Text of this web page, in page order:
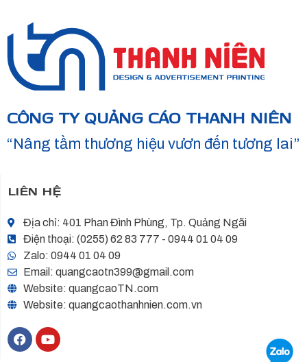
CÔNG TY QUẢNG CÁO THANH NIÊN
“Nâng tầm thương hiệu vươn đến tương lai”
LIÊN HỆ
Địa chỉ: 401 Phan Đình Phùng, Tp. Quảng Ngãi
Điện thoại: (0255) 62 83 777 - 0944 01 04 09
Zalo: 0944 01 04 09
Email: quangcaotn399@gmail.com
Website: quangcaoTN.com
Website: quangcaothanhnien.com.vn
F
a
Y
o